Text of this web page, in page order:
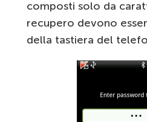
composti solo da
recupero devono
della tastiera del